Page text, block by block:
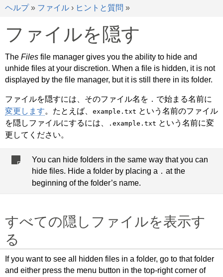
ヘルプ» ファイル › ヒントと質問 »
ファイルを隠す
The Files file manager gives you the ability to hide and
unhide files at your discretion. When a file is hidden, it is not
displayed by the file manager, but it is still there in its folder.
ファイルを隠すには、そのファイル名を . で始まる名前に
変更します。たとえば、 example.txt という名前のファイル
を隠しファイルにするには、
.example.txt という名前に変
更してください。
You can hide folders in the same way that you can
hide files. Hide a folder by placing a . at the
beginning of the folder’s name.
すべての隠しファイルを表示す
る
If you want to see all hidden files in a folder, go to that folder
and either press the menu button in the top-right corner of